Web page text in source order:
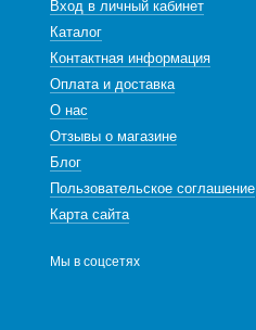
Вход в личный кабинет
Каталог
Контактная информация
Оплата и доставка
О нас
Отзывы о магазине
Блог
Пользовательское соглашение
Карта сайта
Мы в соцсетях